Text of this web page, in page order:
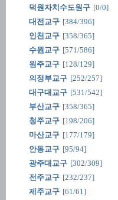
덕원자치수도원구 [0/0]
대전교구 [384/396]
인천교구 [358/365]
수원교구 [571/586]
원주교구 [128/129]
의정부교구 [252/257]
대구대교구 [531/542]
부산교구 [358/365]
청주교구 [198/206]
마산교구 [177/179]
안동교구 [95/94]
광주대교구 [302/309]
전주교구 [232/237]
제주교구 [61/61]